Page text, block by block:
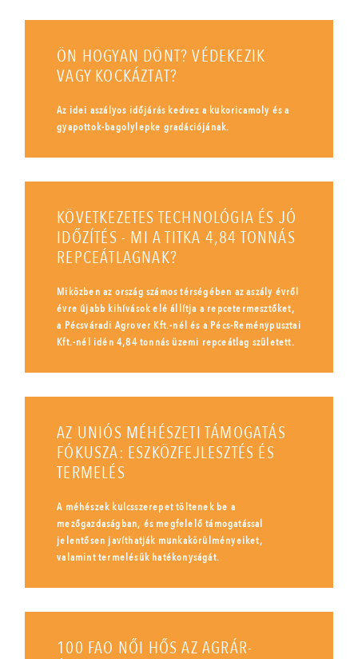
ÖN HOGYAN DÖNT? VÉDEKEZIK
VAGY KOCKÁZTAT?
Az idei aszályos időjárás kedvez a kukoricamoly és a
gyapottok-bagolylepke gradációjának.
KÖVETKEZETES TECHNOLÓGIA ÉS JÓ
IDŐZÍTÉS - MI A TITKA 4,84 TONNÁS
REPCEÁTLAGNAK?
Miközben az ország számos térségében az aszály évről
évre újabb kihívások elé állítja a repcetermesztőket,
a Pécsváradi Agrover Kft.-nél és a Pécs-Reménypusztai
Kft.-nél idén 4,84 tonnás üzemi repceátlag született.
AZ UNIÓS MÉHÉSZETI TÁMOGATÁS
FÓKUSZA: ESZKÖZFEJLESZTÉS ÉS
TERMELÉS
A méhészek kulcsszerepet töltenek be a
mezőgazdaságban, és megfelelő támogatással
jelentősen javíthatják munkakörülményeiket,
valamint termelésük hatékonyságát.
100 FAO NŐI HŐS AZ AGRÁR-